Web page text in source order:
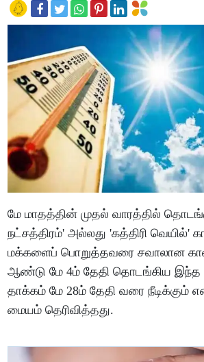
மே மாதத்தின் முதல் வாரத்தில்
நட்சத்திரம்' அல்லது 'கத்திரி வெயில்'
மக்களைப் பொறுத்தவரை சவாலான
ஆண்டு மே 4ம் தேதி தொடங்கிய இந்த
தாக்கம் மே 28ம் தேதி வரை நீடிக்கும்
மையம் தெரிவித்தது.